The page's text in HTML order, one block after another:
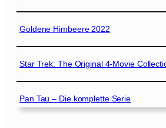
Goldene Himbeere 2022
Star Trek: The Original 4-Movie
Pan Tau – Die komplette Serie